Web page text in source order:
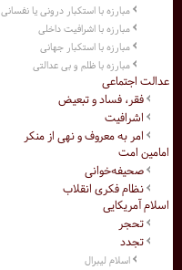
مبارزه با استکبار درونی یا نفسانی
مبارزه با اشرافیت داخلی
مبارزه با استکبار جهانی
مبارزه با ظلم و بی عدالتی
عدالت اجتماعی
فقر، فساد و تبعیض
اشرافیت
امر به معروف و نهی از منکر
امامین امت
صحیفه‌خوانی
نظام فکری انقلاب
اسلام آمریکایی
تحجر
تجدد
اسلام لیبرال